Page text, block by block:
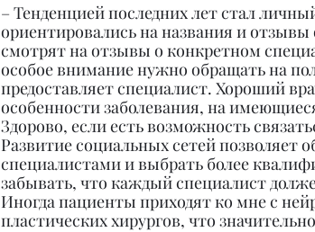
– Тенденцией последних лет стал
ориентировались на названия и
смотрят на отзывы о конкретном
особое внимание нужно обращать на
предоставляет специалист. Хороший
особенности заболевания, на
Здорово, если есть возможность
Развитие социальных сетей позволяет
специалистами и выбрать более
забывать, что каждый специалист
Иногда пациенты приходят ко мне с
пластических хирургов, что